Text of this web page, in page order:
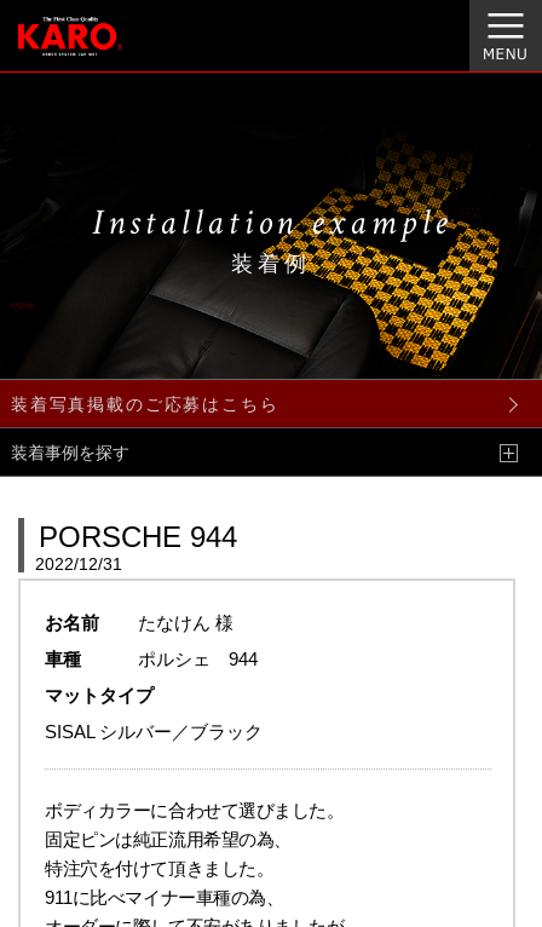
Installation example
装着例
装着写真掲載のご応募はこちら
装着事例を探す
PORSCHE 944
2022/12/31
お名前
たなけん 様
車種
ポルシェ 944
マットタイプ
SISAL シルバー／ブラック
ボディカラーに合わせて選びました。
固定ピンは純正流用希望の為、
特注穴を付けて頂きました。
911に比べマイナー車種の為、